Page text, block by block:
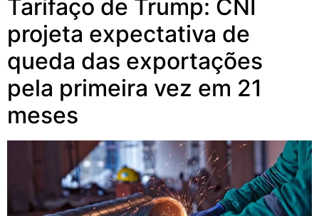
Tarifaço de Trump: CNI
projeta expectativa de
queda das exportações
pela primeira vez em 21
meses